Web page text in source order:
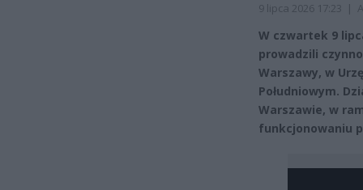
9 lipca 2026 17:23 |
W czwartek 9
prowadzili
Warszawy, w
Południowym.
Warszawie, w
funkcjonowaniu